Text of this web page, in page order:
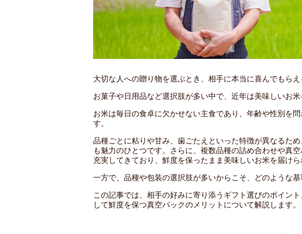
大切な人への贈り物を選ぶとき、相手に本当に喜んでもら
お菓子や日用品など選択肢が多い中で、近年は美味しいお
お米は毎日の食卓に欠かせない主食であり、年齢や性別を
す。
品種ごとに粘りや甘み、歯ごたえといった特徴が異なるた
も魅力のひとつです。さらに、複数品種の詰め合わせや真
充実してきており、鮮度を保ったまま美味しいお米を届けら
一方で、品種や包装の選択肢が多いからこそ、どのような
この記事では、相手の好みに寄り添うギフト選びのポイン
して鮮度を保つ真空パックのメリットについて解説します。